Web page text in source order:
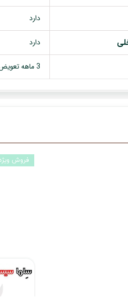
دارد
دارد
3 ماهه تعویض بی قید و شرط + 9 ماه خدمات
فروش